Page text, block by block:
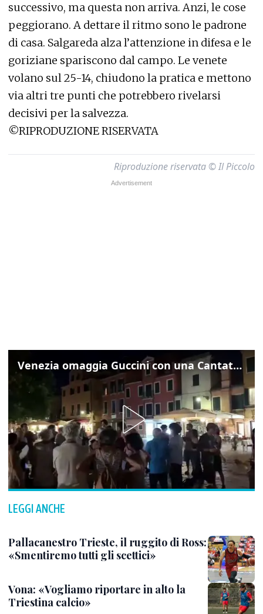
successivo, ma questa non arriva. Anzi, le cose
peggiorano. A dettare il ritmo sono le padrone
di casa. Salgareda alza l’attenzione in difesa e le
goriziane spariscono dal campo. Le venete
volano sul 25-14, chiudono la pratica e mettono
via altri tre punti che potrebbero rivelarsi
decisivi per la salvezza.
©RIPRODUZIONE RISERVATA
Riproduzione riservata © Il Piccolo
Venezia omaggia Guccini con una Cantata Anarchica in campo Santa Margherita
LEGGI ANCHE
Pallacanestro Trieste, il ruggito di Ross:
«Smentiremo tutti gli scettici»
Vona: «Vogliamo riportare in alto la
Triestina calcio»